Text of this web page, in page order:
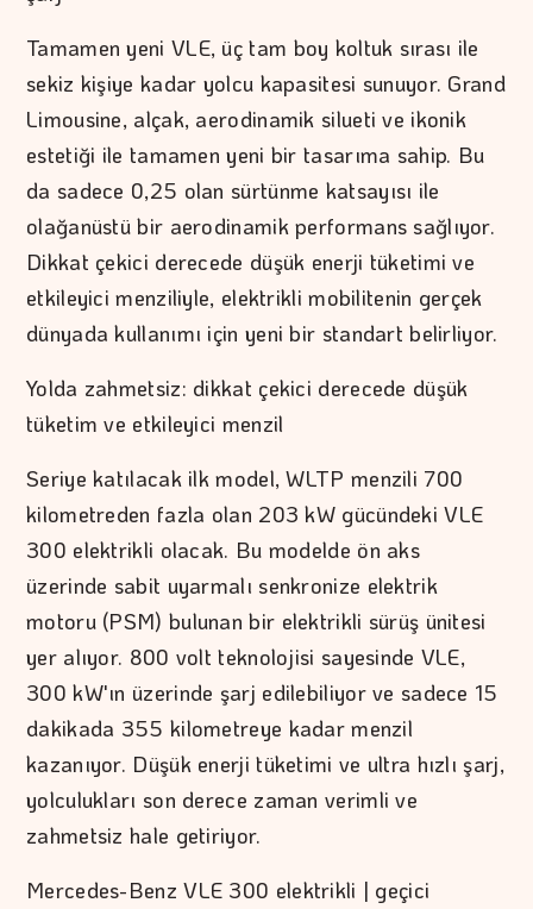
Tamamen yeni VLE, üç tam boy koltuk sırası ile
sekiz kişiye kadar yolcu kapasitesi sunuyor. Grand
Limousine, alçak, aerodinamik silueti ve ikonik
estetiği ile tamamen yeni bir tasarıma sahip. Bu
da sadece 0,25 olan sürtünme katsayısı ile
olağanüstü bir aerodinamik performans sağlıyor.
Dikkat çekici derecede düşük enerji tüketimi ve
etkileyici menziliyle, elektrikli mobilitenin gerçek
dünyada kullanımı için yeni bir standart belirliyor.
Yolda zahmetsiz: dikkat çekici derecede düşük
tüketim ve etkileyici menzil
Seriye katılacak ilk model, WLTP menzili 700
kilometreden fazla olan 203 kW gücündeki VLE
300 elektrikli olacak. Bu modelde ön aks
üzerinde sabit uyarmalı senkronize elektrik
motoru (PSM) bulunan bir elektrikli sürüş ünitesi
yer alıyor. 800 volt teknolojisi sayesinde VLE,
300 kW'ın üzerinde şarj edilebiliyor ve sadece 15
dakikada 355 kilometreye kadar menzil
kazanıyor. Düşük enerji tüketimi ve ultra hızlı şarj,
yolculukları son derece zaman verimli ve
zahmetsiz hale getiriyor.
Mercedes-Benz VLE 300 elektrikli | geçici